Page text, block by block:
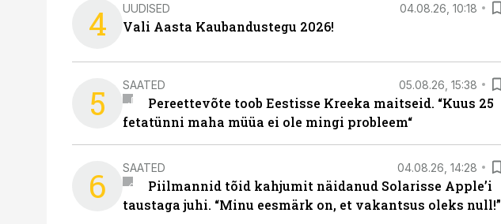
4 UUDISED 04.08.26, 10:18
Vali Aasta Kaubandustegu 2026!
5 SAATED 05.08.26, 15:38
Pereettevõte toob Eestisse Kreeka maitseid. “Kuus 25
fetatünni maha müüa ei ole mingi probleem“
6 SAATED 04.08.26, 14:28
Piilmannid tõid kahjumit näidanud Solarisse Apple’i
taustaga juhi. “Minu eesmärk on, et vakantsus oleks null!”